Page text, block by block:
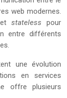
web modernes.
et stateless pour
entre différents
une évolution
en services
offre plusieurs